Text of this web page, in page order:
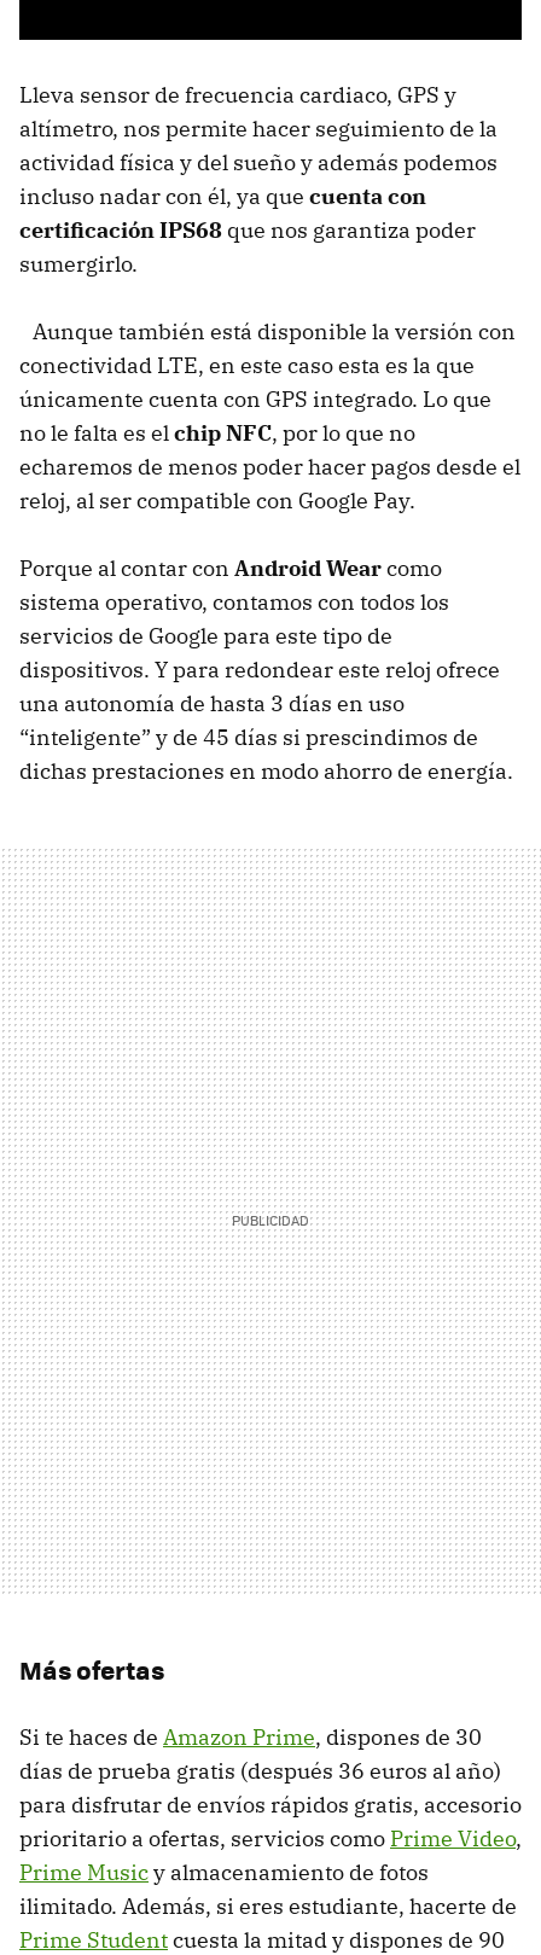
Lleva sensor de frecuencia cardiaco, GPS y
altímetro, nos permite hacer seguimiento de la
actividad física y del sueño y además podemos
incluso nadar con él, ya que cuenta con
certificación IPS68 que nos garantiza poder
sumergirlo.
Aunque también está disponible la versión con
conectividad LTE, en este caso esta es la que
únicamente cuenta con GPS integrado. Lo que
no le falta es elchip NFC, por lo que no
echaremos de menos poder hacer pagos desde el
reloj, al ser compatible con Google Pay.
Porque al contar con Android Wearcomo
sistema operativo, contamos con todos los
servicios de Google para este tipo de
dispositivos. Y para redondear este reloj ofrece
una autonomía de hasta 3 días en uso
“inteligente” y de 45 días si prescindimos de
dichas prestaciones en modo ahorro de energía.
Más ofertas
Si te haces de Amazon Prime, dispones de 30
días de prueba gratis (después 36 euros al año)
para disfrutar de envíos rápidos gratis, accesorio
prioritario a ofertas, servicios como Prime Video,
Prime Musicy almacenamiento de fotos
ilimitado. Además, si eres estudiante, hacerte de
Prime Studentcuesta la mitad y dispones de 90